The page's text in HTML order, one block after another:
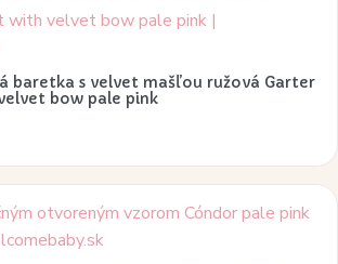
baretka s velvet mašľou ružová Garter
bow pale pink